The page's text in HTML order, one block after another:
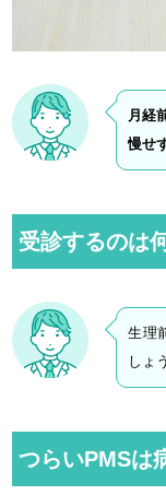
月経
慢せ
受診するのは
生理
しょ
つらいPMSは